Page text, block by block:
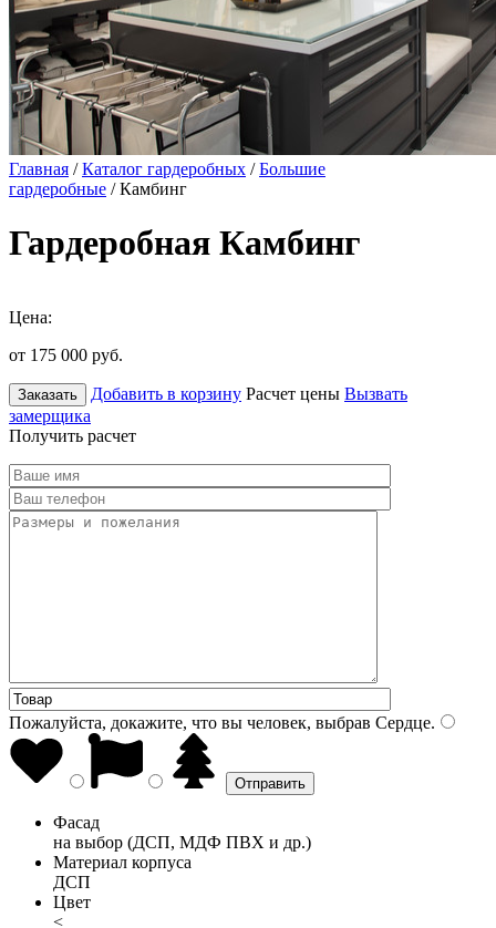
Главная /Каталог гардеробных /Большие
гардеробные / Камбинг
Гардеробная Камбинг
Цена:
от 175 000 руб.
Заказать Добавить в корзину Расчет цены Вызвать
замерщика
Получить расчет
Пожалуйста, докажите, что вы человек, выбрав Сердце.
Фасад
на выбор (ДСП, МДФ ПВХ и др.)
Материал корпуса
ДСП
Цвет
<